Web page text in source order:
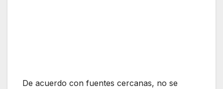
De acuerdo con fuentes cercanas, no se